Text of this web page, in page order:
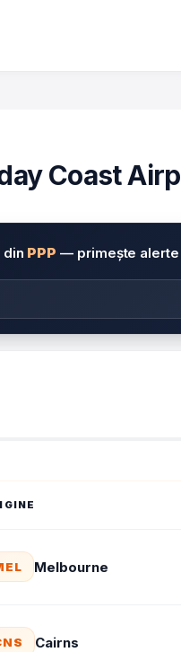
Coast
din PPP — primește alerte
Melbourne
Cairns